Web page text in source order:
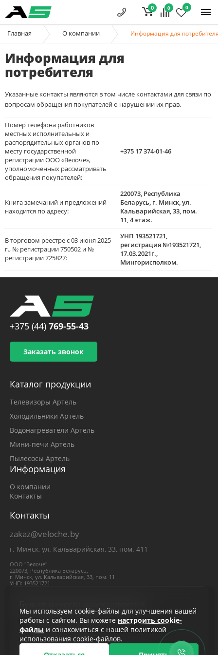
0 0
0
Главная О компании Информация для
Информация для
потребителя
Указанные контакты являются в том числе контактами для связи по
вопросам обращения покупателей о нарушении их прав.
Номер телефона работников
местных исполнительных и
распорядительных органов по
месту государственной
регистрации ООО «Велоче»,
уполномоченных рассматривать
обращения покупателей:
+375 17 374-01-46
Книга замечаний и предложений
находится по адресу:
220073, Республика
Беларусь, г. Минск, ул.
Кальварийская, 33, пом.
11, 4 этаж.
В торговом реестре с 03 июня 2025
г., № регистрации 750502 и №
регистрации 725827:
УНП 193521721,
регистрация №193521721,
17.03.2021г.,
Мингорисполком.
+375 (44) 769-55-43
Заказать звонок
Каталог продукции
Телевизоры Артель
Холодильники Артель
Водонагреватели Артель
Мини-печи Артель
Пылесосы Артель
Информация
О компании
Контакты
Контакты
zakaz@veloche.by
г. Минск, ул. Кальварийская, 33, пом. 411
ООО "Велоче"
220073, Республика Беларусь,
г. Минск, ул. Кальварийская, 33, пом. 11
УНП: 193521721
Нажимая кнопку «Подписаться», вы соглашаетесь с
Мы используем cookie-файлы для улучшения вашей
работы с сайтом. Вы можете настроить cookie-
файлы и ознакомиться с нашей политикой
использования cookie-файлов.